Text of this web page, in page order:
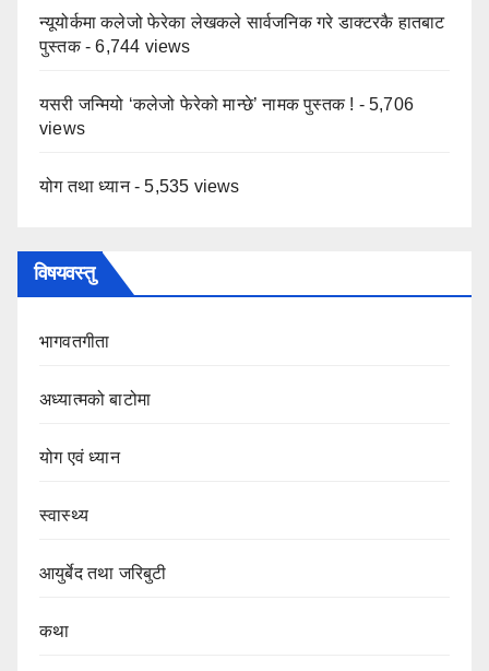
न्यूयोर्कमा कलेजो फेरेका लेखकले सार्वजनिक गरे डाक्टरकै हातबाट
पुस्तक- 6,744 views
यसरी जन्मियो ‘कलेजो फेरेको मान्छे’ नामक पुस्तक ! - 5,706
views
योग तथा ध्यान- 5,535 views
विषयवस्तु
भागवतगीता
अध्यात्मको बाटोमा
योग एवं ध्यान
स्वास्थ्य
आयुर्बेद तथा जरिबुटी
कथा